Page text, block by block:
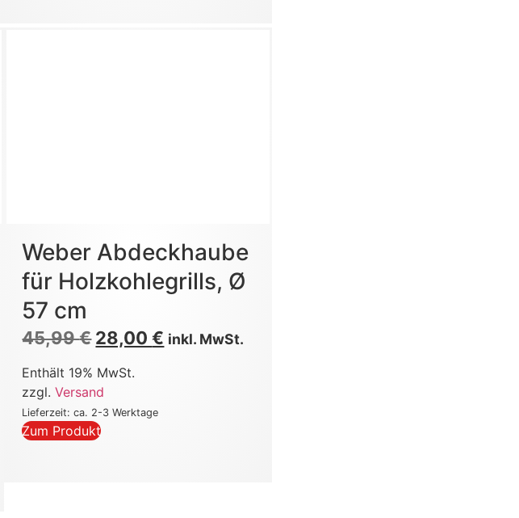
Weber Abdeckhaube
für Holzkohlegrills, Ø
57 cm
45,99€ 28,00€ inkl. MwSt.
Enthält 19% MwSt.
zzgl.Versand
Lieferzeit: ca. 2-3 Werktage
Zum Produkt